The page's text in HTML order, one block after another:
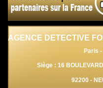
AGENCE DETECTIVE
Paris -
Siège : 16
92200 -